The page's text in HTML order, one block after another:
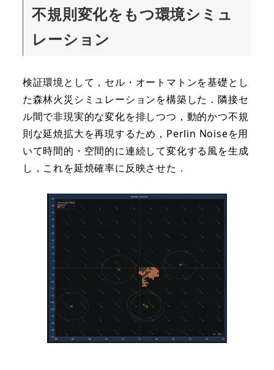
不規則変化をもつ環境シミュ
レーション
検証環境として，セル・オートマトンを基礎とし
た森林火災シミュレーションを構築した．隣接セ
ル間で非現実的な変化を排しつつ，動的かつ不規
則な延焼拡大を再現するため，Perlin Noiseを用
いて時間的・空間的に連続して変化する風を生成
し，これを延焼確率に反映させた．